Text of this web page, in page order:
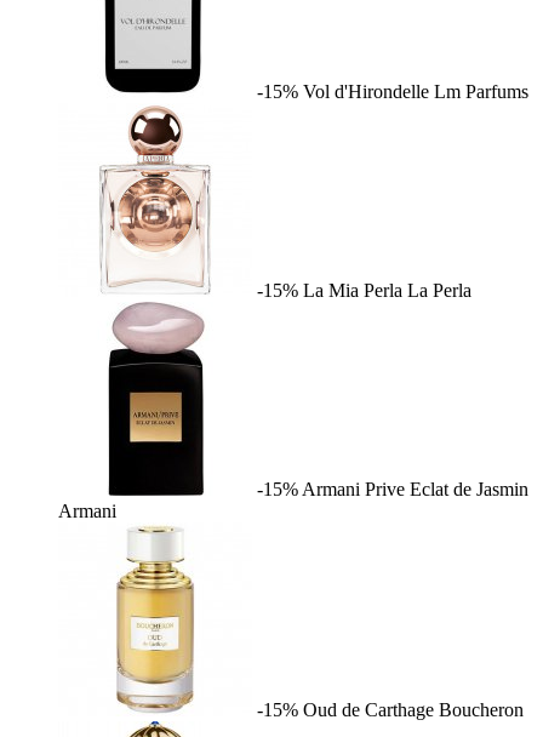
-15% Vol d'Hirondelle Lm Parfums
-15% La Mia Perla La Perla
-15% Armani Prive Eclat de Jasmin
Armani
-15% Oud de Carthage Boucheron